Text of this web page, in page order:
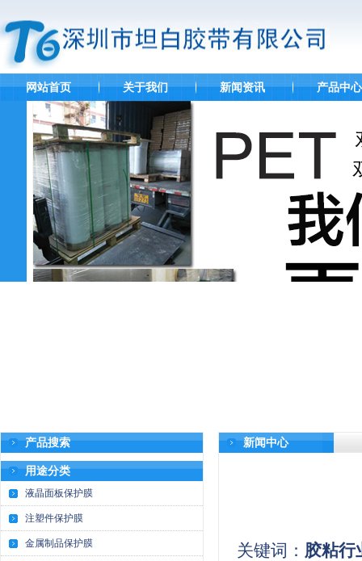
网站首页 关于我们 新闻资讯 产品中心
产品搜索
用途分类
液晶面板保护膜
注塑件保护膜
金属制品保护膜
新闻中心
关键词： 胶粘行